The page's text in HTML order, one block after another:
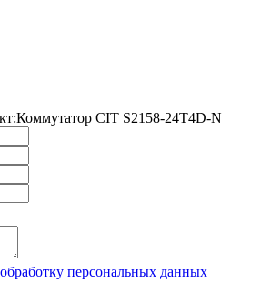
Коммутатор CIT S2158-24T4D-N
обработку персональных данных